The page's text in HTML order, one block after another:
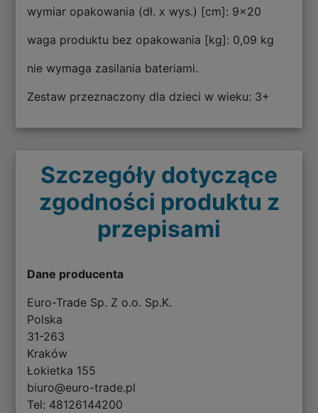
wymiar opakowania (dł. x wys.) [cm]: 9x20
waga produktu bez opakowania [kg]: 0,09 kg
nie wymaga zasilania bateriami.
Zestaw przeznaczony dla dzieci w wieku: 3+
Szczegóły dotyczące
zgodności produktu z
przepisami
Dane producenta
Euro-Trade Sp. Z o.o. Sp.K.
Polska
31-263
Kraków
Łokietka 155
biuro@euro-trade.pl
Tel: 48126144200